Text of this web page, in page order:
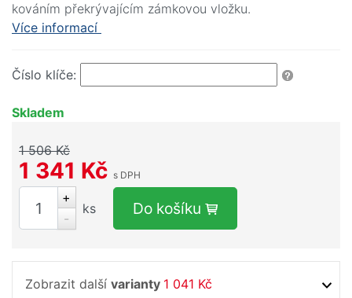
kováním překrývajícím zámkovou vložku.
Více informací
Číslo klíče:
Skladem
1 506 Kč
1 341 Kč s DPH
+
-
ks Do košíku
Zobrazit další varianty 1 041 Kč